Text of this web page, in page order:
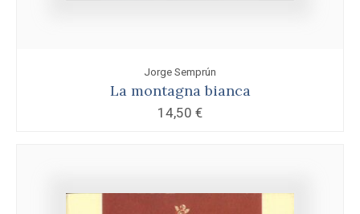
Jorge Semprún
La montagna bianca
14,50 €